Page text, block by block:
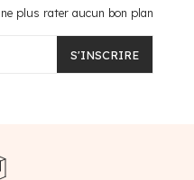
plus rater aucun bon plan
S'INSCRIRE